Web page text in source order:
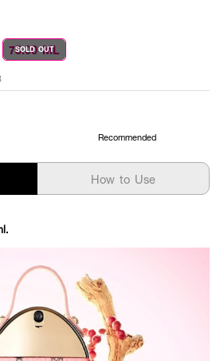
75.00 ML
SOLD OUT
Recommended
How to Use